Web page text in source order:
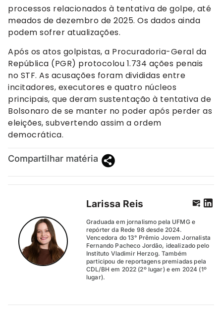
processos relacionados à tentativa de golpe, até
meados de dezembro de 2025. Os dados ainda
podem sofrer atualizações.
Após os atos golpistas, a Procuradoria-Geral da
República (PGR) protocolou 1.734 ações penais
no STF. As acusações foram divididas entre
incitadores, executores e quatro núcleos
principais, que deram sustentação à tentativa de
Bolsonaro de se manter no poder após perder as
eleições, subvertendo assim a ordem
democrática.
Compartilhar matéria
Larissa Reis
Graduada em jornalismo pela UFMG e
repórter da Rede 98 desde 2024.
Vencedora do 13° Prêmio Jovem Jornalista
Fernando Pacheco Jordão, idealizado pelo
Instituto Vladimir Herzog. Também
participou de reportagens premiadas pela
CDL/BH em 2022 (2º lugar) e em 2024 (1º
lugar).